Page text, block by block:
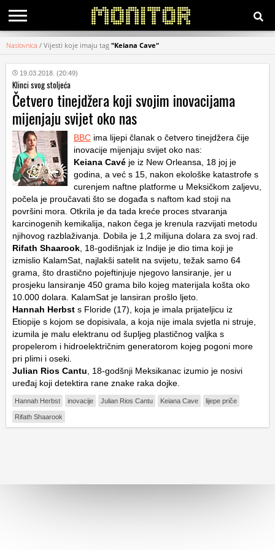
KATEGORIJE
HRVATSKI
WEB
Naslovnica / Vijesti koje imaju tag "Keiana Cave"
19.03.2018. (20:49)
Klinci svog stoljeća
Četvero tinejdžera koji svojim inovacijama
mijenjaju svijet oko nas
BBC ima lijepi članak o četvero tinejdžera čije
inovacije mijenjaju svijet oko nas:
Keiana Cavé je iz New Orleansa, 18 joj je
godina, a već s 15, nakon ekološke katastrofe s
curenjem naftne platforme u Meksičkom zaljevu,
počela je proučavati što se događa s naftom kad stoji na
površini mora. Otkrila je da tada kreće proces stvaranja
karcinogenih kemikalija, nakon čega je krenula razvijati metodu
njihovog razblaživanja. Dobila je 1,2 milijuna dolara za svoj rad.
Rifath Shaarook , 18-godišnjak iz Indije je dio tima koji je
izmislio KalamSat, najlakši satelit na svijetu, težak samo 64
grama, što drastično pojeftinjuje njegovo lansiranje, jer u
prosjeku lansiranje 450 grama bilo kojeg materijala košta oko
10.000 dolara. KalamSat je lansiran prošlo ljeto.
Hannah Herbst s Floride (17), koja je imala prijateljicu iz
Etiopije s kojom se dopisivala, a koja nije imala svjetla ni struje,
izumila je malu elektranu od šupljeg plastičnog valjka s
propelerom i hidroelektričnim generatorom kojeg pogoni more
pri plimi i oseki.
Julian Rios Cantu , 18-godšnji Meksikanac izumio je nosivi
uređaj koji detektira rane znake raka dojke.
Hannah Herbst inovacije Julian Rios Cantu Keiana Cave lijepe priče
Rifath Shaarook